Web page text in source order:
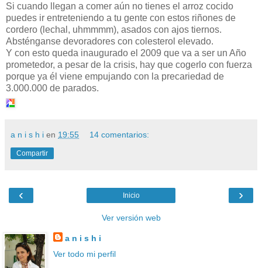
Si cuando llegan a comer aún no tienes el arroz cocido
puedes ir entreteniendo a tu gente con estos riñones de
cordero (lechal, uhmmmm), asados con ajos tiernos.
Absténganse devoradores con colesterol elevado.
Y con esto queda inaugurado el 2009 que va a ser un Año
prometedor, a pesar de la crisis, hay que cogerlo con fuerza
porque ya él viene empujando con la precariedad de
3.000.000 de parados.
a n i s h i en 19:55 14 comentarios:
Compartir
‹ ›
Inicio
Ver versión web
a n i s h i
Ver todo mi perfil